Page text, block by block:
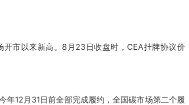
市以来新高。8月23日收盘时，CEA挂牌协议价
12月31日前全部完成履约，全国碳市场第二个履